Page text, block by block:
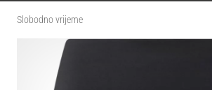
Slobodno vrijeme